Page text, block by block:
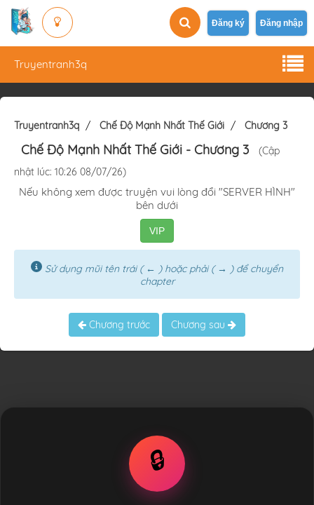
Đăng ký Đăng nhập
Truyentranh3q
Truyentranh3q Chế Độ Mạnh Nhất Thế Giới Chương 3
Chế Độ Mạnh Nhất Thế Giới - Chương 3
(Cập
nhật lúc: 10:26 08/07/26)
Nếu không xem được truyện vui lòng đổi "SERVER HÌNH"
bên dưới
VIP
Sử dụng mũi tên trái ( ← ) hoặc phải ( → ) để chuyển
chapter
Chương trước Chương sau
🔒